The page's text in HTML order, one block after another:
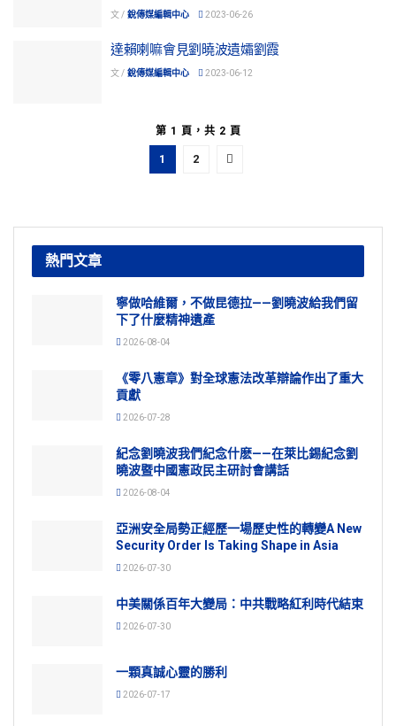
文 / 銳傳媒編輯中心 2023-06-26
達賴喇嘛會見劉曉波遺孀劉霞
文 / 銳傳媒編輯中心 2023-06-12
第 1 頁，共 2 頁
1 2
熱門文章
寧做哈維爾，不做昆德拉——劉曉波給我們留
下了什麼精神遺產
2026-08-04
《零八憲章》對全球憲法改革辯論作出了重大
貢獻
2026-07-28
紀念劉曉波我們紀念什麽——在萊比錫紀念劉
曉波暨中國憲政民主研討會講話
2026-08-04
亞洲安全局勢正經歷一場歷史性的轉變A New
Security Order Is Taking Shape in Asia
2026-07-30
中美關係百年大變局：中共戰略紅利時代結束
2026-07-30
一顆真誠心靈的勝利
2026-07-17